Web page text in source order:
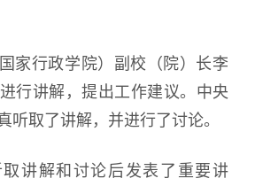
家行政学院）副校（院）长李
行讲解，提出工作建议。中央
听取了讲解，并进行了讨论。
讲解和讨论后发表了重要讲